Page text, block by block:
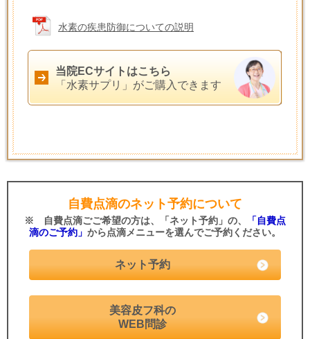
水素の疾患防御についての説明
当院ECサイトはこちら
「水素サプリ」がご購入できます
自費点滴のネット予約について
※ 自費点滴ごご希望の方は、「ネット予約」の、
「自費点
滴のご予約」 から点滴メニューを選んでご予約ください。
ネット予約
美容皮フ科の
WEB問診